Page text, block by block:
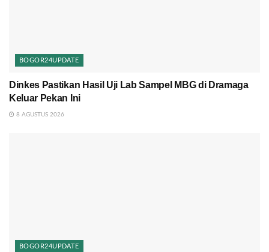
BOGOR24UPDATE
Dinkes Pastikan Hasil Uji Lab Sampel MBG di Dramaga
Keluar Pekan Ini
8 AGUSTUS 2026
BOGOR24UPDATE